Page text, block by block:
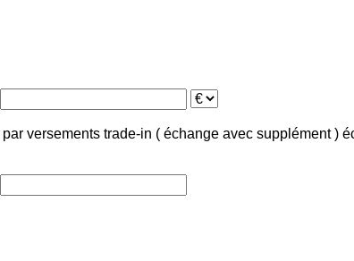
par versements trade-in ( échange avec supplément )